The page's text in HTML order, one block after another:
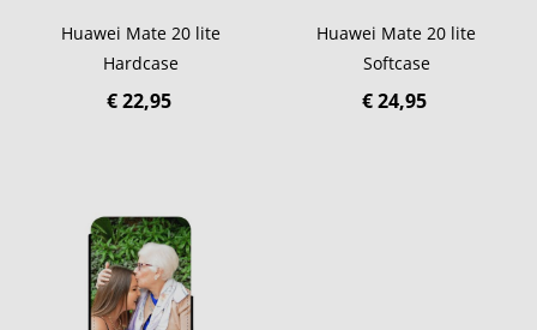
Huawei Mate 20 lite
Hardcase
€ 22,95
Huawei Mate 20 lite
Softcase
€ 24,95